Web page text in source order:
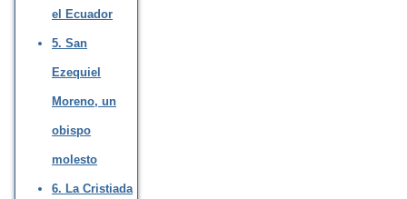
el Ecuador
5. San
Ezequiel
Moreno, un
obispo
molesto
6. La Cristiada